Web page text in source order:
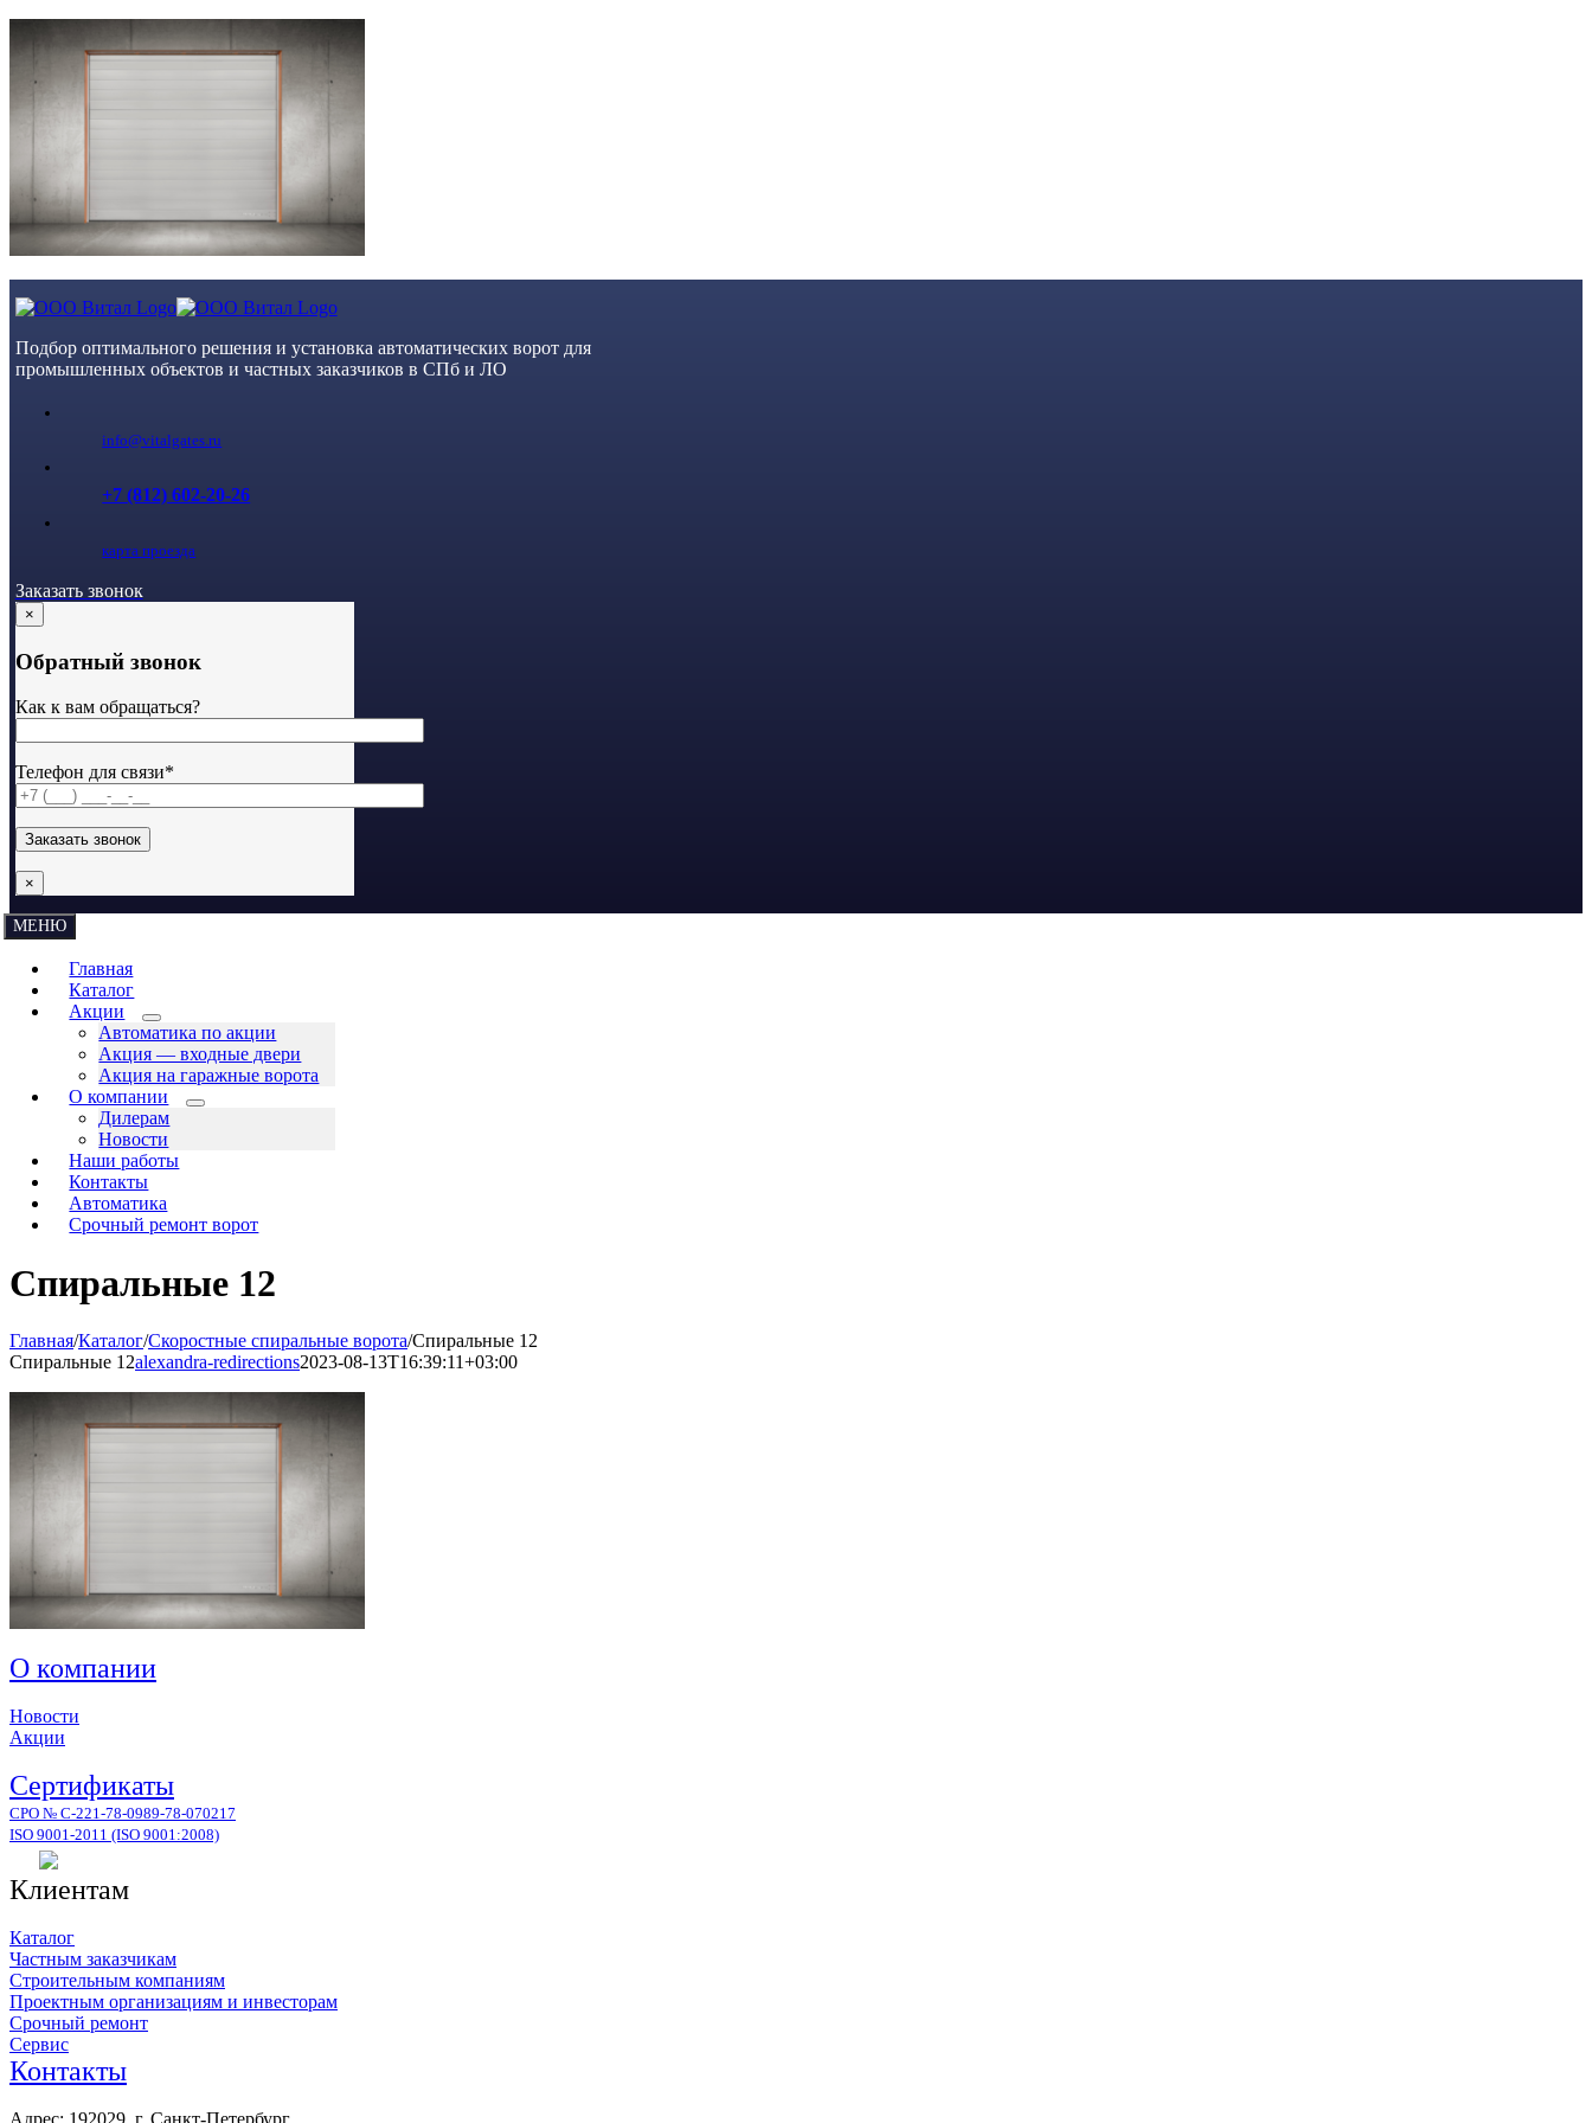
to
content
Подбор оптимального решения и установка автоматических ворот для
промышленных объектов и частных заказчиков в СПб и ЛО
info@vitalgates.ru
+7 (812) 602-20-26
карта проезда
Заказать звонок
×
Обратный звонок
Как к вам обращаться?
Телефон для связи*
×
МЕНЮ
Главная
Каталог
Акции
Автоматика по акции
Акция — входные двери
Акция на гаражные ворота
О компании
Дилерам
Новости
Наши работы
Контакты
Автоматика
Срочный ремонт ворот
Спиральные 12
Главная/Каталог/Скоростные спиральные ворота/Спиральные 12
Спиральные 12alexandra-redirections2023-08-13T16:39:11+03:00
О компании
Новости
Акции
Сертификаты
СРО № С-221-78-0989-78-070217
ISO 9001-2011 (ISO 9001:2008)
Клиентам
Каталог
Частным заказчикам
Строительным компаниям
Проектным организациям и инвесторам
Срочный ремонт
Сервис
Контакты